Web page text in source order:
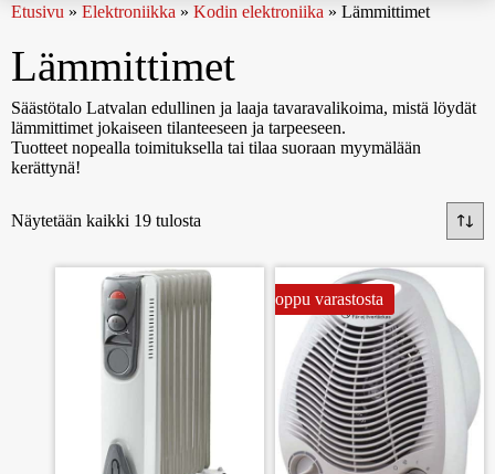
Etusivu » Elektroniikka » Kodin elektroniika » Lämmittimet
Lämmittimet
Säästötalo Latvalan edullinen ja laaja tavaravalikoima, mistä löydät
lämmittimet jokaiseen tilanteeseen ja tarpeeseen.
Tuotteet nopealla toimituksella tai tilaa suoraan myymälään
kerättynä!
Näytetään kaikki 19 tulosta
Loppu varastosta